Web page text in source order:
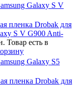
Galaxy S V
пленка Drobak для
S V G900 Anti-
Товар есть в
Galaxy S5
пленка Drobak для